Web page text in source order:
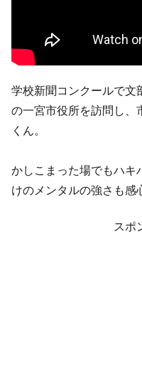
学校新聞コンクールで文
の一宮市役所を訪問し、
くん。
かしこまった場でもハキ
けのメンタルの強さも感
スポ